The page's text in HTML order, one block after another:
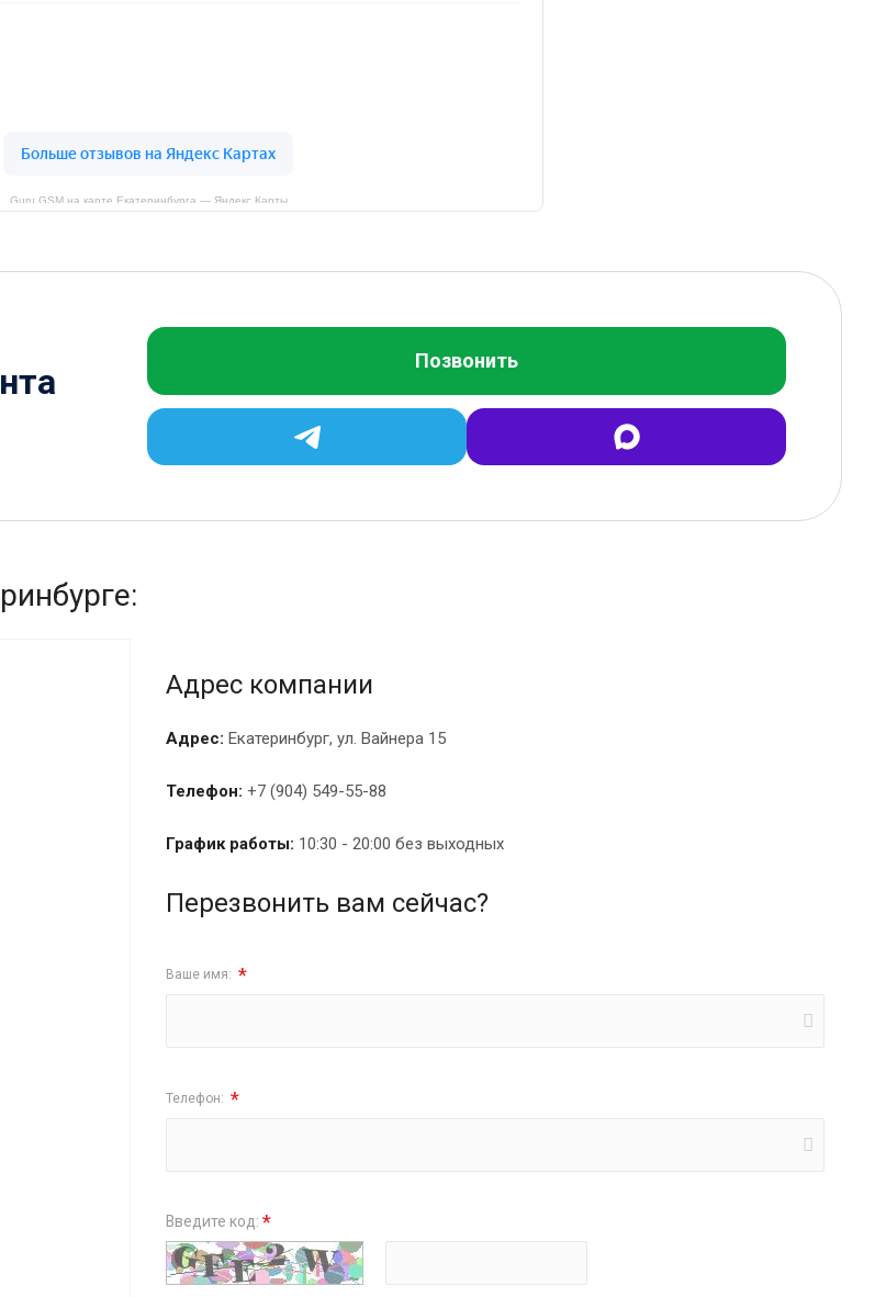
Guru GSM на карте Екатеринбурга — Яндекс Карты
Позвонить
Адрес компании
Адрес: Екатеринбург, ул. Вайнера 15
Телефон: +7 (904) 549-55-88
График работы: 10:30 - 20:00 без выходных
Перезвонить вам сейчас?
Ваше имя: *
Телефон: *
Введите код: *